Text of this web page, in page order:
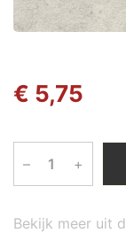
€ 5,75
– +
Bekijk meer uit